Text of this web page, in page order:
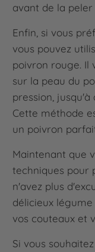
avant de la
Enfin, si vous
vous pouvez
poivron rouge. Il
sur la peau du
pression,
Cette méthode
un poivron
Maintenant que
techniques pour
n'avez plus
délicieux
vos couteaux et
Si vous